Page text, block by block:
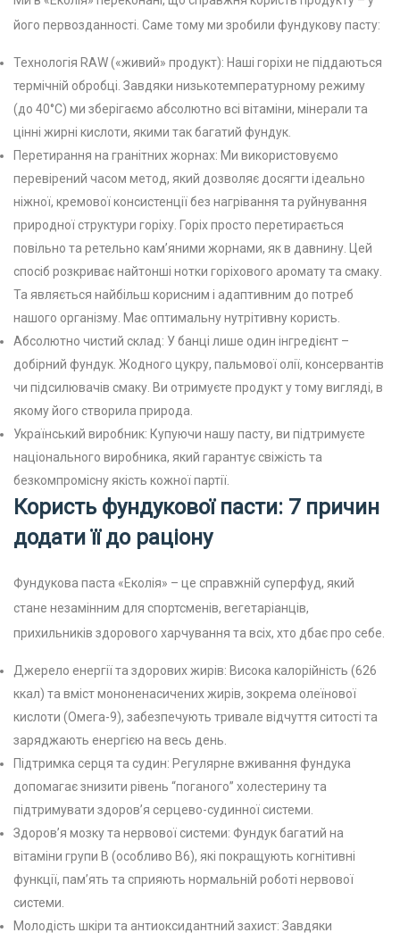
його первозданності. Саме тому ми зробили фундукову пасту:
Технологія RAW («живий» продукт): Наші горіхи не піддаються
термічній обробці. Завдяки низькотемпературному режиму
(до 40°C) ми зберігаємо абсолютно всі вітаміни, мінерали та
цінні жирні кислоти, якими так багатий фундук.
Перетирання на гранітних жорнах: Ми використовуємо
перевірений часом метод, який дозволяє досягти ідеально
ніжної, кремової консистенції без нагрівання та руйнування
природної структури горіху. Горіх просто перетирається
повільно та ретельно кам’яними жорнами, як в давнину. Цей
спосіб розкриває найтонші нотки горіхового аромату та смаку.
Та являється найбільш корисним і адаптивним до потреб
нашого організму. Має оптимальну нутрітивну користь.
Абсолютно чистий склад: У банці лише один інгредієнт –
добірний фундук. Жодного цукру, пальмової олії, консервантів
чи підсилювачів смаку. Ви отримуєте продукт у тому вигляді, в
якому його створила природа.
Український виробник: Купуючи нашу пасту, ви підтримуєте
національного виробника, який гарантує свіжість та
безкомпромісну якість кожної партії.
Користь фундукової пасти: 7 причин
додати її до раціону
Фундукова паста «Еколія» – це справжній суперфуд, який
стане незамінним для спортсменів, вегетаріанців,
прихильників здорового харчування та всіх, хто дбає про себе.
Джерело енергії та здорових жирів: Висока калорійність (626
ккал) та вміст мононенасичених жирів, зокрема олеїнової
кислоти (Омега-9), забезпечують тривале відчуття ситості та
заряджають енергією на весь день.
Підтримка серця та судин: Регулярне вживання фундука
допомагає знизити рівень “поганого” холестерину та
підтримувати здоров’я серцево-судинної системи.
Здоров’я мозку та нервової системи: Фундук багатий на
вітаміни групи В (особливо B6), які покращують когнітивні
функції, пам’ять та сприяють нормальній роботі нервової
системи.
Молодість шкіри та антиоксидантний захист: Завдяки